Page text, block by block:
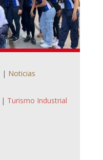
| Noticias
| Turismo Industrial